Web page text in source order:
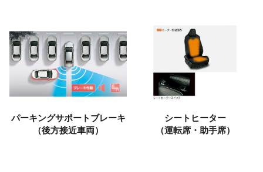
パーキングサポートブレーキ
（後方接近車両）
シートヒーター
（運転席・助手席）